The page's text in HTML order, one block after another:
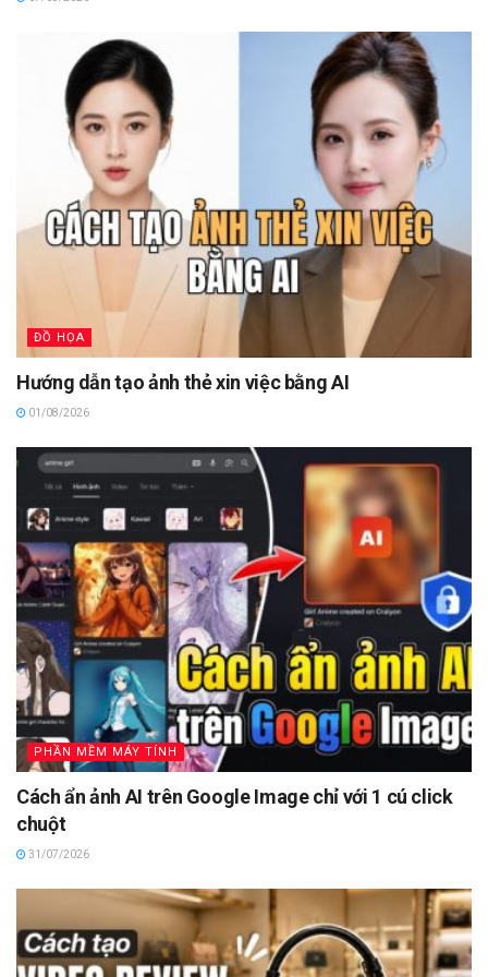
ĐỒ HỌA
Hướng dẫn tạo ảnh thẻ xin việc bằng AI
01/08/2026
PHẦN MỀM MÁY TÍNH
Cách ẩn ảnh AI trên Google Image chỉ với 1 cú click
chuột
31/07/2026